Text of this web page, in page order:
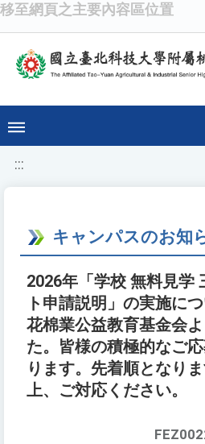
移至網頁之主要內容區位置
:::
キャンパスのお知
2026年「学校 無料見学
ト申請説明」の実施に
花棉業公益教育基金会
た。皆様の積極的なご
ります。先着順となり
上、ご対応ください。
FEZ002